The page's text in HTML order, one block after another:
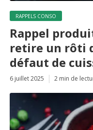
RAPPELS CONSO
Rappel
retire un rôti
défaut de
6 juillet 2025 2 min de